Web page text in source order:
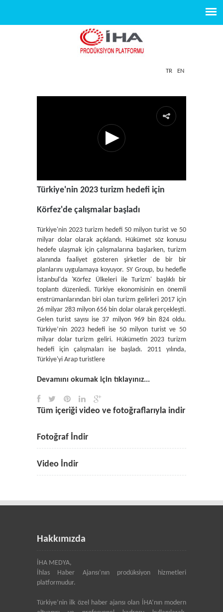
TR EN
Türkiye'nin 2023 turizm hedefi için
Körfez'de çalışmalar başladı
Türkiye'nin 2023 turizm hedefi 50 milyon turist ve 50
milyar dolar olarak açıklandı. Hükümet söz konusu
hedefe ulaşmak için çalışmalarına başlarken, turizm
alanında faaliyet gösteren şirketler de bir bir
planlarını uygulamaya koyuyor. SY Group, bu hedefle
İstanbul'da 'Körfez Ülkeleri ile Turizm' başlıklı bir
toplantı düzenledi. Türkiye ekonomisinin en önemli
enstrümanlarından biri olan turizm gelirleri 2017 için
26 milyar 283 milyon 656 bin dolar olarak gerçekleşti.
Gelen turist sayısı ise 37 milyon 969 bin 824 oldu.
Türkiye’nin 2023 hedefi ise 50 milyon turist ve 50
milyar dolar turizm geliri. Hükümetin 2023 turizm
hedefi için çalışmaları ise başladı. 2011 yılında,
Türkiye'yi Arap turistlere
Devamını okumak için tıklayınız...
Tüm içeriği video ve fotoğraflarıyla indir
Fotoğraf İndir
Video İndir
Hakkımızda
İHA MEDYA,
İhlas Haber Ajansı’nın prodüksiyon hizmetleri
platformudur.
Türkiye’nin ilk özel haber ajansı olan İHA’nın modern